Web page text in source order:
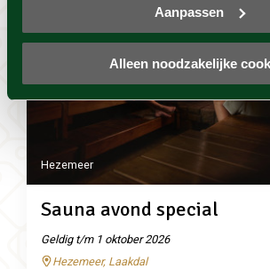
Aanpassen
Alleen noodzakelijke
Hezemeer
Sauna avond special
Geldig t/m 1 oktober 2026
Hezemeer, Laakdal